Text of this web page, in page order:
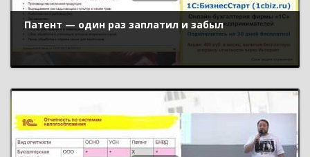
Патент — один раз заплатил и забыл